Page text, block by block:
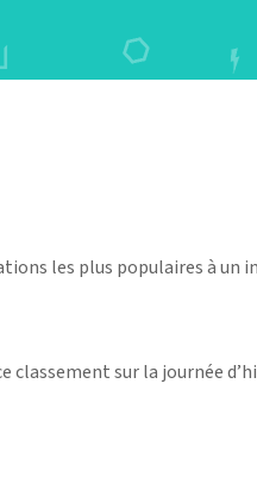
les plus populaires à un
sur la journée